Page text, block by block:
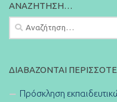
ΑΝΑΖΉΤΗΣΗ…
Αναζήτηση
για:
ΔΙΑΒΆΖΟΝΤΑΙ
Πρόσκληση